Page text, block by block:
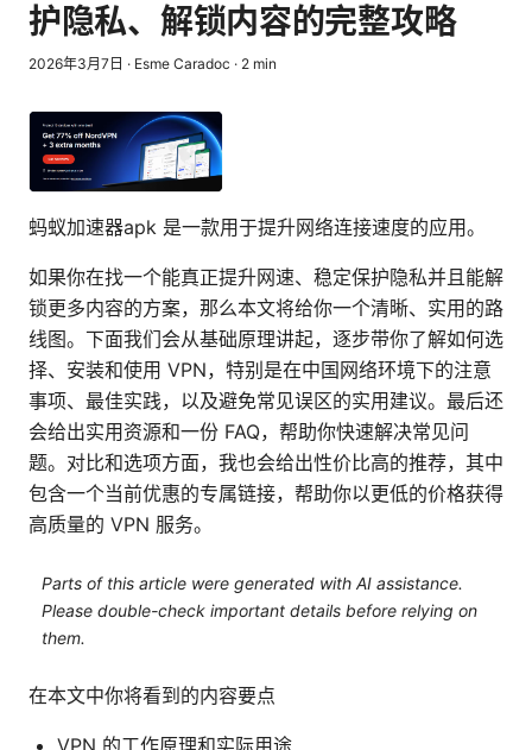
护隐私、解锁内容的完整攻略
2026年3月7日 · Esme Caradoc · 2 min
蚂蚁加速器apk 是一款用于提升网络连接速度的应用。
如果你在找一个能真正提升网速、稳定保护隐私并且能解
锁更多内容的方案，那么本文将给你一个清晰、实用的路
线图。下面我们会从基础原理讲起，逐步带你了解如何选
择、安装和使用 VPN，特别是在中国网络环境下的注意
事项、最佳实践，以及避免常见误区的实用建议。最后还
会给出实用资源和一份 FAQ，帮助你快速解决常见问
题。对比和选项方面，我也会给出性价比高的推荐，其中
包含一个当前优惠的专属链接，帮助你以更低的价格获得
高质量的 VPN 服务。
Parts of this article were generated with AI assistance.
Please double-check important details before relying on
them.
在本文中你将看到的内容要点